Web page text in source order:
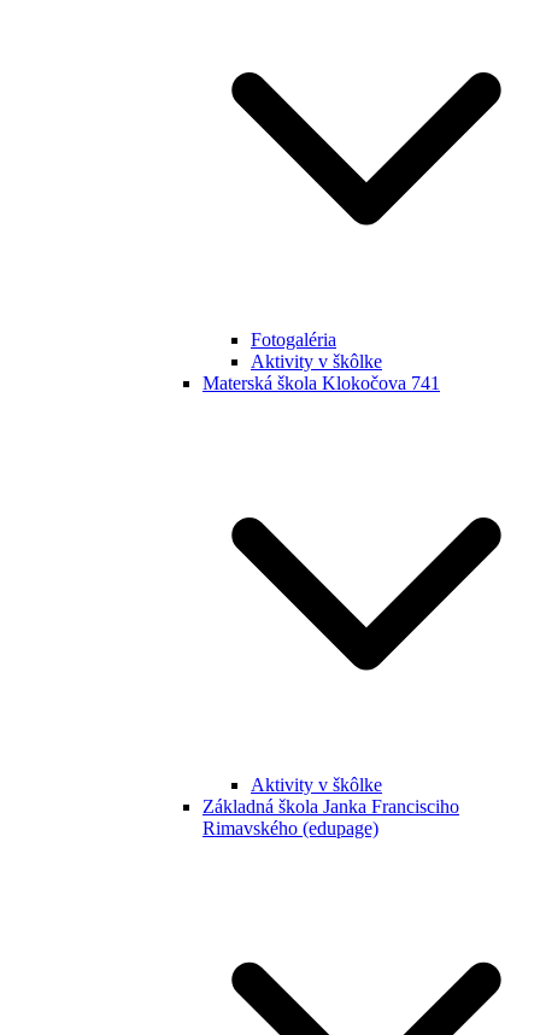
Fotogaléria
Aktivity v škôlke
Materská škola Klokočova 741
Aktivity v škôlke
Základná škola Janka Francisciho
Rimavského (edupage)